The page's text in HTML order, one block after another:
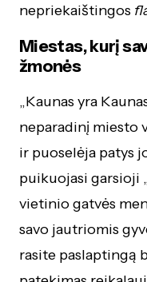
nepriekaištingos
Miestas, kurį
žmonės
„Kaunas yra
neparadinį miesto
ir puoselėja patys
puikuojasi garsioji
vietinio gatvės
savo jautriomis
rasite paslaptingą